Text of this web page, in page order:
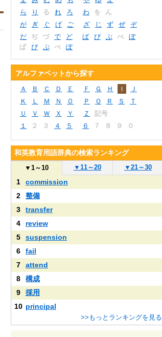
ら
り る れ ろ わ を
ん
が
ぎ ぐ げ ご ざ じ ず ぜ
ぞ
だ
ぢ づ で ど ば び ぶ べ
ぼ
ぱ
ぴ ぷ ぺ ぽ
アルファベットから探す
Ａ Ｂ Ｃ Ｄ Ｅ Ｆ Ｇ Ｈ Ｉ
Ｊ
Ｋ
Ｌ Ｍ Ｎ Ｏ Ｐ Ｑ Ｒ Ｓ
Ｔ
Ｕ
Ｖ Ｗ Ｘ Ｙ Ｚ
記号
１
２ ３ ４ ５ ６ ７ ８ ９ ０
和英教育用語辞典の検索ランキング
▼ 1～10 ▼ 11～20 ▼ 21～30
1
commission
2
整備
3
transfer
4
review
5
suspension
6
fail
7
attend
8
構成
9
採用
10 principal
>>もっとランキングを見る